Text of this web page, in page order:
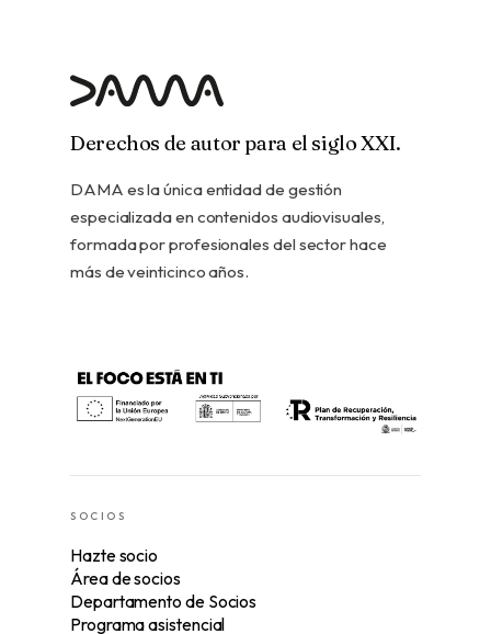
Derechos de autor para el siglo XXI.
DAMA es la única entidad de gestión
especializada en contenidos audiovisuales,
formada por profesionales del sector hace
más de veinticinco años.
SOCIOS
Hazte socio
Área de socios
Departamento de Socios
Programa asistencial